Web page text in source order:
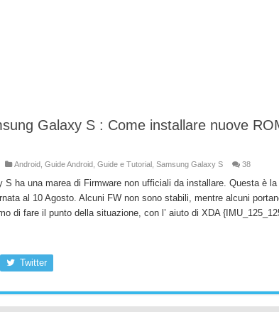
Galaxy S : Come installare nuove
Android, Guide Android, Guide e Tutorial, Samsung Galaxy S 38
S ha una marea di Firmware non ufficiali da installare. Questa è
al 10 Agosto. Alcuni FW non sono stabili, mentre alcuni
di fare il punto della situazione, con l’ aiuto di XDA
Twitter